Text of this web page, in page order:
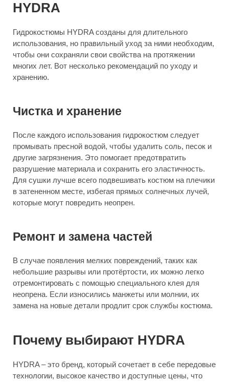
HYDRA
Гидрокостюмы HYDRA созданы для длительного
использования, но правильный уход за ними необходим,
чтобы они сохраняли свои свойства на протяжении
многих лет. Вот несколько рекомендаций по уходу и
хранению.
Чистка и хранение
После каждого использования гидрокостюм следует
промывать пресной водой, чтобы удалить соль, песок и
другие загрязнения. Это помогает предотвратить
разрушение материала и сохранить его эластичность.
Для сушки лучше всего подвешивать костюм на плечики
в затененном месте, избегая прямых солнечных лучей,
которые могут повредить неопрен.
Ремонт и замена частей
В случае появления мелких повреждений, таких как
небольшие разрывы или протёртости, их можно легко
отремонтировать с помощью специального клея для
неопрена. Если износились манжеты или молнии, их
замена на новые детали продлит срок службы костюма.
Почему выбирают HYDRA
HYDRA – это бренд, который сочетает в себе передовые
технологии, высокое качество и доступные цены, что